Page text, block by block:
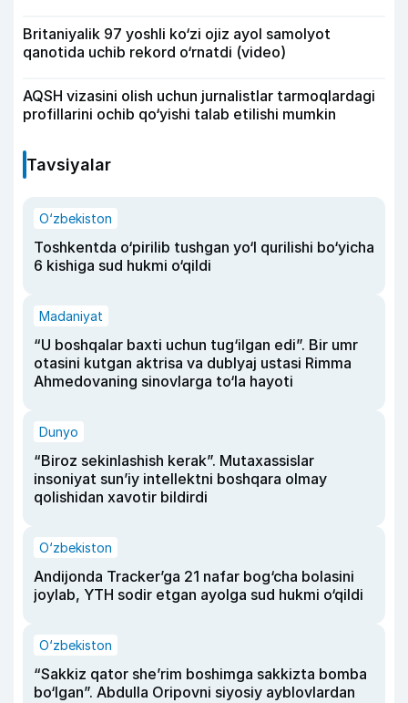
Britaniyalik 97 yoshli ko‘zi ojiz ayol samolyot
qanotida uchib rekord o‘rnatdi (video)
AQSH vizasini olish uchun jurnalistlar tarmoqlardagi
profillarini ochib qo‘yishi talab etilishi mumkin
Tavsiyalar
O‘zbekiston
Toshkentda o‘pirilib tushgan yo‘l qurilishi bo‘yicha
6 kishiga sud hukmi o‘qildi
Madaniyat
“U boshqalar baxti uchun tug‘ilgan edi”. Bir umr
otasini kutgan aktrisa va dublyaj ustasi Rimma
Ahmedovaning sinovlarga to‘la hayoti
Dunyo
“Biroz sekinlashish kerak”. Mutaxassislar
insoniyat sun’iy intellektni boshqara olmay
qolishidan xavotir bildirdi
O‘zbekiston
Andijonda Tracker’ga 21 nafar bog‘cha bolasini
joylab, YTH sodir etgan ayolga sud hukmi o‘qildi
O‘zbekiston
“Sakkiz qator she’rim boshimga sakkizta bomba
bo‘lgan”. Abdulla Oripovni siyosiy ayblovlardan